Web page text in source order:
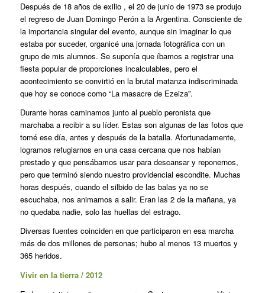
Después de 18 años de exilio , el 20 de junio de 1973 se produjo
el regreso de Juan Domingo Perón a la Argentina. Consciente de
la importancia singular del evento, aunque sin imaginar lo que
estaba por suceder, organicé una jornada fotográfica con un
grupo de mis alumnos. Se suponía que íbamos a registrar una
fiesta popular de proporciones incalculables, pero el
acontecimiento se convirtió en la brutal matanza indiscriminada
que hoy se conoce como “La masacre de Ezeiza”.
Durante horas caminamos junto al pueblo peronista que
marchaba a recibir a su líder. Estas son algunas de las fotos que
tomé ese día, antes y después de la batalla. Afortunadamente,
logramos refugiarnos en una casa cercana que nos habían
prestado y que pensábamos usar para descansar y reponernos,
pero que terminó siendo nuestro providencial escondite. Muchas
horas después, cuando el silbido de las balas ya no se
escuchaba, nos animamos a salir. Eran las 2 de la mañana, ya
no quedaba nadie, solo las huellas del estrago.
Diversas fuentes coinciden en que participaron en esa marcha
más de dos millones de personas; hubo al menos 13 muertos y
365 heridos.
Vivir en la tierra / 2012